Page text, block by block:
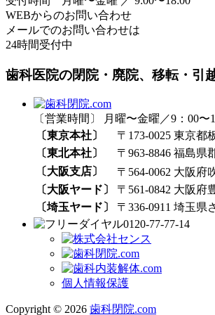
WEBからのお問い合わせ
メールでのお問い合わせは
24時間受付中
歯科医院の閉院・廃院、移転・引
〔営業時間〕 月曜〜金曜／9：00〜
〔東京本社〕
〒173-0025 東京都
〔東北本社〕
〒963-8846 福島県
〔大阪支店〕
〒564-0062 大阪府
〔大阪ヤード〕
〒561-0842 大阪府
〔埼玉ヤード〕
〒336-0911 埼玉県
0120-77-77-14
個人情報保護
Copyright © 2026 歯科閉院.com